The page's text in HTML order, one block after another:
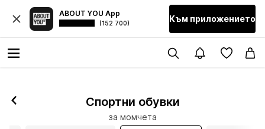
ABOUT YOU App
(152 700) Към приложението
Спортни обувки
за момчета